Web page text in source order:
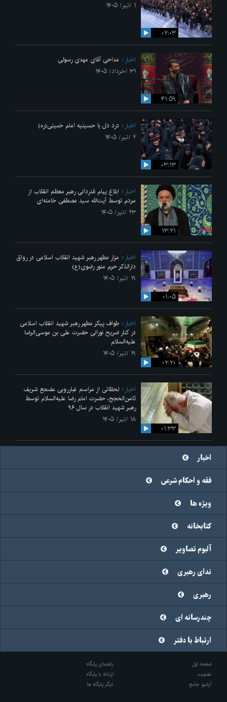
۰۲:۰۳
۱ /تیر/ ۱۴۰۵
۴۱:۵۹
اخبار
مداحی آقای مهدی رسولی
۳۱ /خرداد/ ۱۴۰۵
۰۳:۱۳
اخبار
درد دل با حسینیه امام خمینی(ره)
۲ /تیر/ ۱۴۰۵
۱۳:۲۱
اخبار
ابلاغ پیام قدردانی رهبر معظم انقلاب از
مردم توسط آیت‌الله سید مصطفی خامنه‌ای
۲۳ /تیر/ ۱۴۰۵
۰۱:۰۵
اخبار
مزار مطهر رهبر شهید انقلاب اسلامی در رواق
دارالذکر حرم منور رضوی(ع)
۱۹ /تیر/ ۱۴۰۵
۰۲:۲۰
اخبار
طواف پیکر مطهر رهبر شهید انقلاب اسلامی
در کنار ضریح نورانی حضرت علی‌ بن موسی‌الرضا
علیه‌السلام
۱۹ /تیر/ ۱۴۰۵
۰۱:۳۳
اخبار
لحظاتی از مراسم غبارروبی مضجع شریف
ثامن‌الحجج، حضرت امام رضا علیه‌السلام توسط
رهبر شهید انقلاب در سال ۹۶
۱۸ /تیر/ ۱۴۰۵
اخبار
فقه و احکام شرعی
ویژه ها
کتابخانه
آلبوم تصاویر
ندای رهبری
رهبری
چندرسانه ای
ارتباط با دفتر
صفحه اول
راهنمای پایگاه
عضویت
ارتباط با پایگاه
آرشیو جامع
دیگر پایگاه ها